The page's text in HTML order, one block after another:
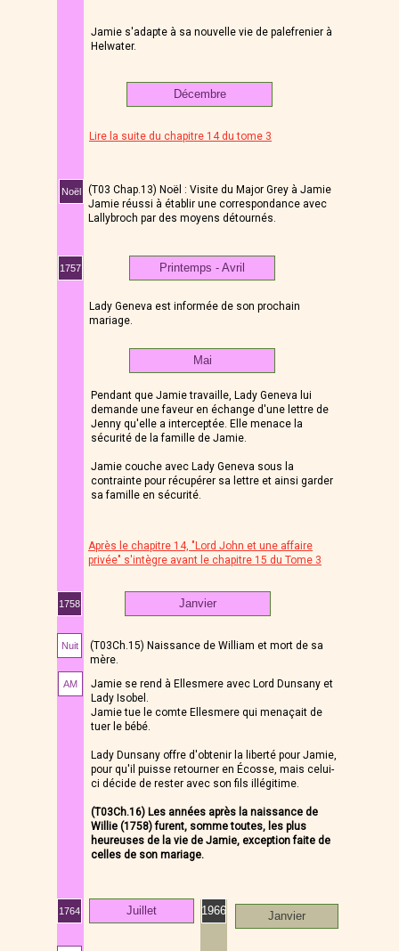
Jamie s'adapte à sa nouvelle vie de palefrenier à
Helwater.
Décembre
Lire la suite du chapitre 14 du tome 3
(T03 Chap.13) Noël : Visite du Major Grey à Jamie
Jamie réussi à établir une correspondance avec
Lallybroch par des moyens détournés.
Noël
1757 Printemps - Avril
Lady Geneva est informée de son prochain
mariage.
Mai
Pendant que Jamie travaille, Lady Geneva lui
demande une faveur en échange d'une lettre de
Jenny qu'elle a interceptée. Elle menace la
sécurité de la famille de Jamie.
Jamie couche avec Lady Geneva sous la
contrainte pour récupérer sa lettre et ainsi garder
sa famille en sécurité.
Après le chapitre 14, "Lord John et une affaire
privée" s'intègre avant le chapitre 15 du Tome 3
1758
Nuit
Janvier
Jamie se rend à Ellesmere avec Lord Dunsany et
Lady Isobel.
Jamie tue le comte Ellesmere qui menaçait de
tuer le bébé.
Lady Dunsany offre d'obtenir la liberté pour Jamie,
pour qu'il puisse retourner en Écosse, mais celui-
ci décide de rester avec son fils illégitime.
(T03Ch.16) Les années après la naissance de
Willie (1758) furent, somme toutes, les plus
heureuses de la vie de Jamie, exception faite de
celles de son mariage.
(T03Ch.15) Naissance de William et mort de sa
mère.
AM
1764 1966
Juillet Janvier